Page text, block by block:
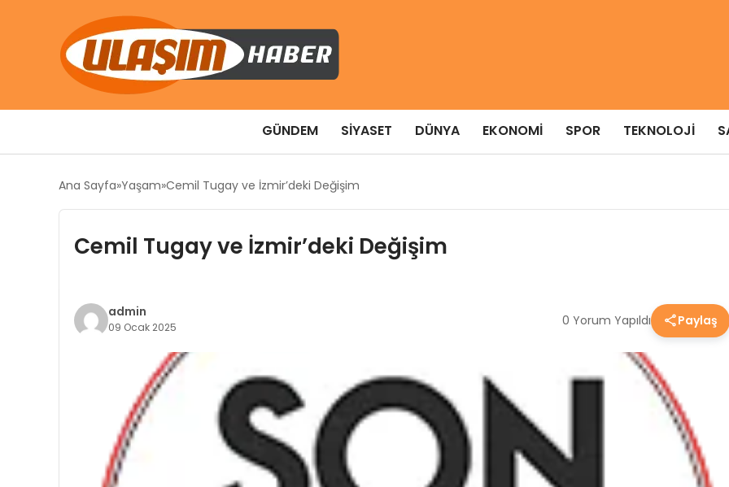
GÜNDEM SIYASET DÜNYA EKONOMI SPOR TEKNOLOJI
Ana Sayfa Yaşam Cemil Tugay ve İzmir’deki Değişim
Cemil Tugay ve İzmir’deki Değişim
admin
09 Ocak 2025 0 Yorum Yapıldı Paylaş